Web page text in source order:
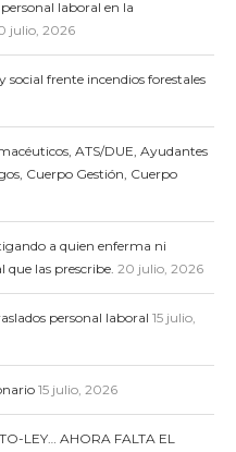
laboral en la
julio, 2026
frente incendios forestales
ATS/DUE, Ayudantes
Cuerpo Gestión, Cuerpo
a quien enferma ni
que las prescribe. 20 julio, 2026
personal laboral 15 julio,
15 julio, 2026
LEY… AHORA FALTA EL